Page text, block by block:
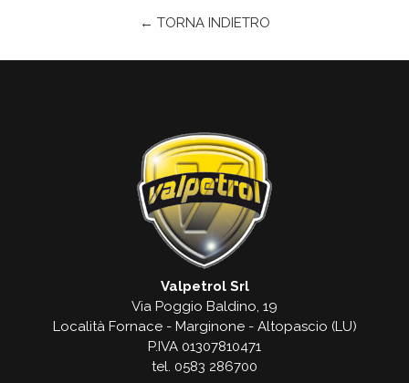
← TORNA INDIETRO
Valpetrol Srl
Via Poggio Baldino, 19
Località Fornace - Marginone - Altopascio (LU)
P.IVA 01307810471
tel. 0583 286700